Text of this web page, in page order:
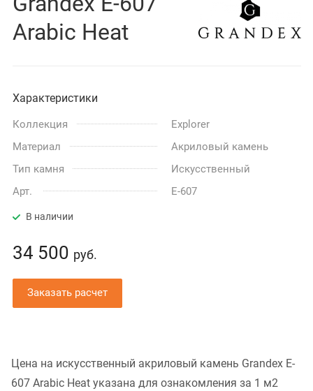
Arabic Heat
Характеристики
Коллекция
Explorer
Материал
Акриловый камень
Тип камня
Искусственный
Арт.
E-607
В наличии
34 500 руб.
Заказать расчет
Цена на искусственный акриловый камень Grandex E-
607 Arabic Heat указана для ознакомления за 1 м2